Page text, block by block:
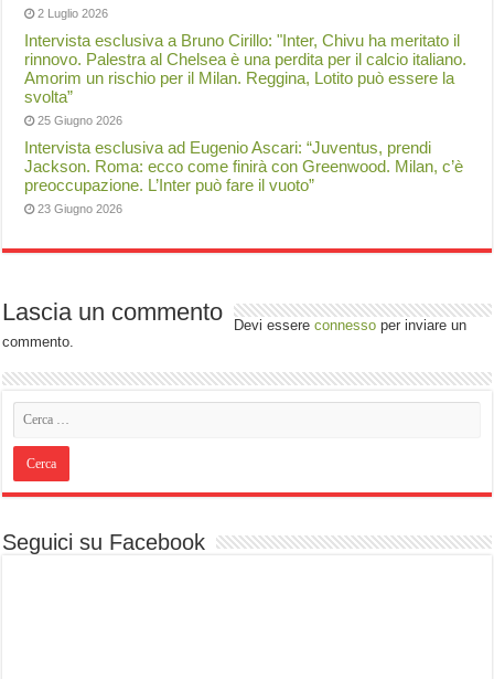
2 Luglio 2026
Intervista esclusiva a Bruno Cirillo: "Inter, Chivu ha meritato il
rinnovo. Palestra al Chelsea è una perdita per il calcio italiano.
Amorim un rischio per il Milan. Reggina, Lotito può essere la
svolta”
25 Giugno 2026
Intervista esclusiva ad Eugenio Ascari: “Juventus, prendi
Jackson. Roma: ecco come finirà con Greenwood. Milan, c’è
preoccupazione. L’Inter può fare il vuoto”
23 Giugno 2026
Lascia un commento Devi essereconnesso per inviare un
commento.
Seguici su Facebook